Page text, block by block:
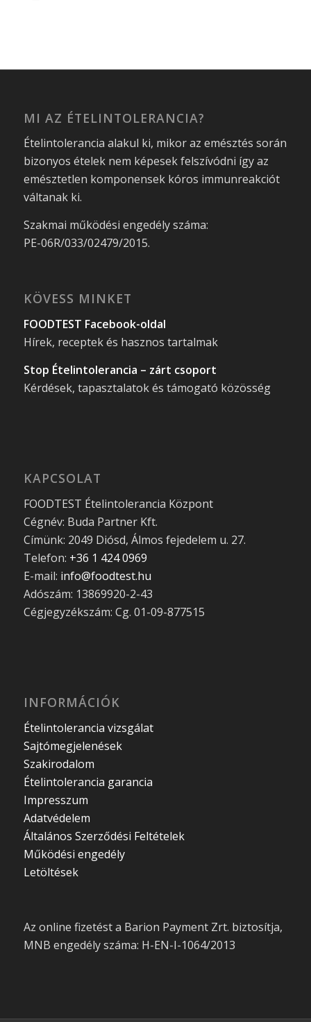
MI AZ ÉTELINTOLERANCIA?
Ételintolerancia alakul ki, mikor az emésztés során
bizonyos ételek nem képesek felszívódni így az
emésztetlen komponensek kóros immunreakciót
váltanak ki.
Szakmai működési engedély száma:
PE-06R/033/02479/2015.
KÖVESS MINKET
FOODTEST Facebook-oldal
Hírek, receptek és hasznos tartalmak
Stop Ételintolerancia – zárt csoport
Kérdések, tapasztalatok és támogató közösség
KAPCSOLAT
FOODTEST Ételintolerancia Központ
Cégnév: Buda Partner Kft.
Címünk: 2049 Diósd, Álmos fejedelem u. 27.
Telefon: +36 1 424 0969
E-mail: info@foodtest.hu
Adószám: 13869920-2-43
Cégjegyzékszám: Cg. 01-09-877515
INFORMÁCIÓK
Ételintolerancia vizsgálat
Sajtómegjelenések
Szakirodalom
Ételintolerancia garancia
Impresszum
Adatvédelem
Általános Szerződési Feltételek
Működési engedély
Letöltések
Az online fizetést a Barion Payment Zrt. biztosítja,
MNB engedély száma: H-EN-I-1064/2013